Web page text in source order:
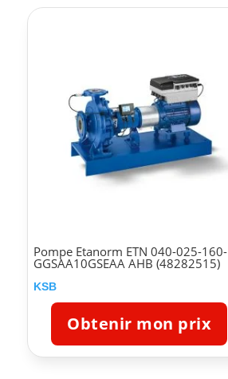
Pompe Etanorm ETN 040-025-160-
GGSAA10GSEAA AHB (48282515)
KSB
Obtenir mon prix